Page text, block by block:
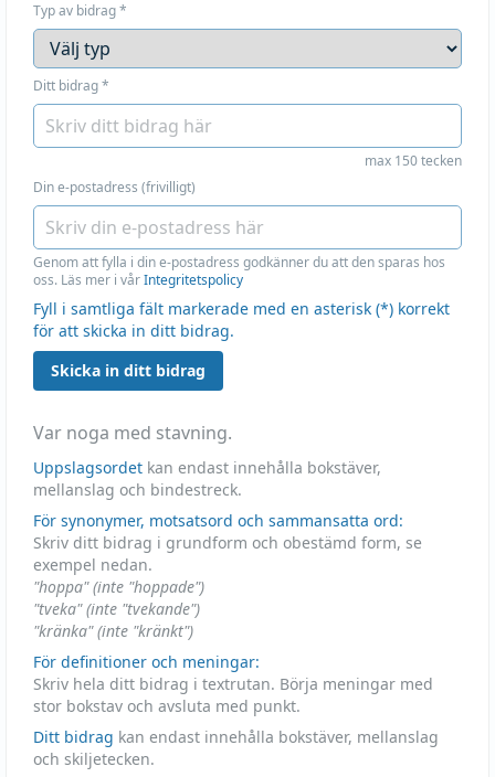
Typ av bidrag*
Ditt bidrag*
max 150 tecken
Din e-postadress (frivilligt)
Genom att fylla i din e-postadress godkänner du att den sparas hos
oss. Läs mer i vårIntegritetspolicy
Fyll i samtliga fält markerade med en asterisk (*) korrekt
för att skicka in ditt bidrag.
Skicka in ditt bidrag
Var noga med stavning.
Uppslagsordet kan endast innehålla bokstäver,
mellanslag och bindestreck.
För synonymer, motsatsord och sammansatta ord:
Skriv ditt bidrag i grundform och obestämd form, se
exempel nedan.
"hoppa" (inte "hoppade")
"tveka" (inte "tvekande")
"kränka" (inte "kränkt")
För definitioner och meningar:
Skriv hela ditt bidrag i textrutan. Börja meningar med
stor bokstav och avsluta med punkt.
Ditt bidrag kan endast innehålla bokstäver, mellanslag
och skiljetecken.